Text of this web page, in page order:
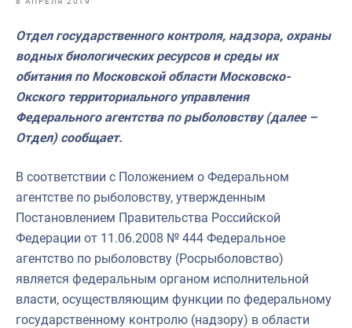
Выставки и конференции
Научно-практическая литература
Рыбоохрана России
Отрасль в цифрах
Укрепление духовно-нравственных ценностей
События в России и мире
Отдел государственного контроля, надзора, охраны
водных биологических ресурсов и среды их
обитания по Московской области Московско-
Окского территориального управления
Федерального агентства по рыболовству (далее –
Отдел) сообщает.
В соответствии с Положением о Федеральном
агентстве по рыболовству, утвержденным
Постановлением Правительства Российской
Федерации от 11.06.2008 № 444 Федеральное
агентство по рыболовству (Росрыболовство)
является федеральным органом исполнительной
власти, осуществляющим функции по федеральному
государственному контролю (надзору) в области